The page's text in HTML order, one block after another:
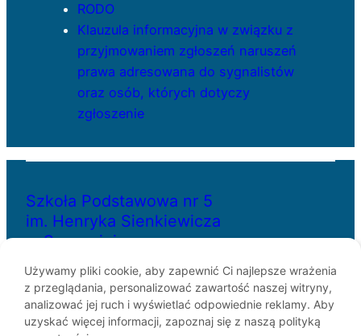
RODO
Klauzula informacyjna w związku z
przyjmowaniem zgłoszeń naruszeń
prawa adresowana do sygnalistów
oraz osób, których dotyczy
zgłoszenie
Szkoła Podstawowa nr 5
im. Henryka Sienkiewicza
w Szczecinie
ul. Bł. Królowej Jadwigi 29
70-262 Szczecin
telefon: 91-433-30-07
Używamy pliki cookie, aby zapewnić Ci najlepsze wrażenia
z przeglądania, personalizować zawartość naszej witryny,
analizować jej ruch i wyświetlać odpowiednie reklamy. Aby
uzyskać więcej informacji, zapoznaj się z naszą polityką